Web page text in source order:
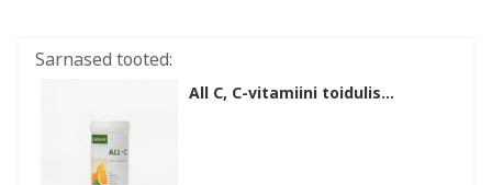
Sarnased tooted:
All C, C-vitamiini toidulis...